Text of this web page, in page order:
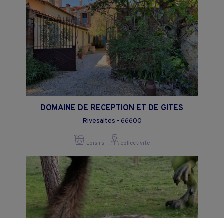
DOMAINE DE RECEPTION ET DE GITES
Rivesaltes - 66600
Loisirs collectivite